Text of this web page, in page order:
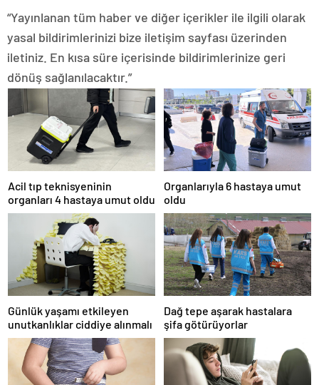
“Yayınlanan tüm haber ve diğer içerikler ile ilgili olarak
yasal bildirimlerinizi bize iletişim sayfası üzerinden
iletiniz. En kısa süre içerisinde bildirimlerinize geri
dönüş sağlanılacaktır.”
Acil tıp teknisyeninin
organları 4 hastaya umut oldu
Organlarıyla 6 hastaya umut
oldu
Günlük yaşamı etkileyen
unutkanlıklar ciddiye alınmalı
Dağ tepe aşarak hastalara
şifa götürüyorlar